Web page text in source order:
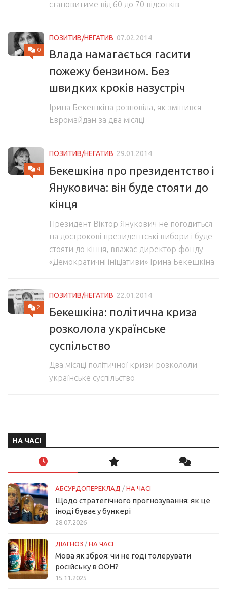
становитиме від 60 до 70 відсотків
0
ПОЗИТИВ/НЕГАТИВ 07.02.2014
Влада намагається гасити
пожежу бензином. Без
швидких кроків назустріч
Ірина Бекешкіна розповіла, як змінився
Евромайдан за два місяці
4
ПОЗИТИВ/НЕГАТИВ 29.01.2014
Бекешкіна про президентство і
Януковича: він буде стояти до
кінця
Президент Віктор Янукович не погодиться
на дострокові президентські вибори і буде
стояти до кінця, вважає директор фонду
«Демократичні ініціативи» Ірина Бекешкіна
2
ПОЗИТИВ/НЕГАТИВ 22.01.2014
Бекешкіна: політична криза
розколола українське
суспільство
Два місяці політичної кризи розкололи
українське суспільство
НА ЧАСІ
АБСУРДОПЕРЕКЛАД / НА ЧАСІ
Щодо стратегічного прогнозування: як це
іноді буває у бункері
28.07.2026
ДІАГНОЗ / НА ЧАСІ
Мова як зброя: чи не годі толерувати
російську в ООН?
15.11.2025